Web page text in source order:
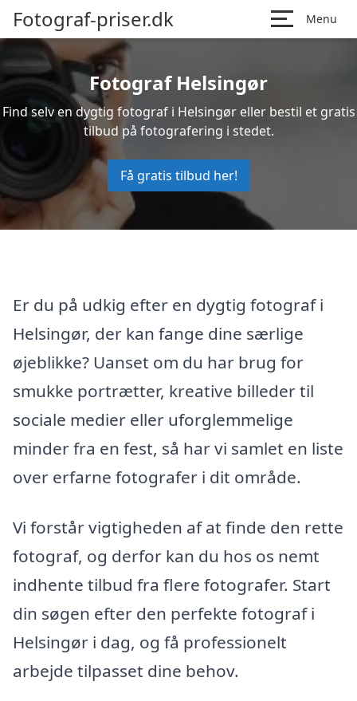
Fotograf-priser.dk Menu
Fotograf Helsingør
Find selv en dygtig fotograf i Helsingør eller bestil et gratis
tilbud på fotografering i stedet.
Få gratis tilbud her!
Er du på udkig efter en dygtig fotograf i
Helsingør, der kan fange dine særlige
øjeblikke? Uanset om du har brug for
smukke portrætter, kreative billeder til
sociale medier eller uforglemmelige
minder fra en fest, så har vi samlet en liste
over erfarne fotografer i dit område.
Vi forstår vigtigheden af at finde den rette
fotograf, og derfor kan du hos os nemt
indhente tilbud fra flere fotografer. Start
din søgen efter den perfekte fotograf i
Helsingør i dag, og få professionelt
arbejde tilpasset dine behov.